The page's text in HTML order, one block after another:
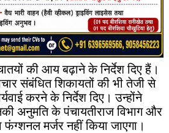
की आय बढ़ाने के निर्देश दिए हैं।
संबंधित शिकायतों की भी तेजी से
करने के निर्देश दिए। उन्होंने
अनुमति के पंचायतीराज विभाग और
फंग्शनल मर्जर नहीं किया जाएगा।